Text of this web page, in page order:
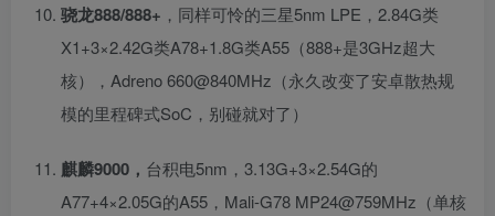
骁龙888/888+ ，同样可怜的三星5nm LPE，2.84G类
X1+3×2.42G类A78+1.8G类A55（888+是3GHz超大
核），Adreno 660@840MHz（永久改变了安卓散热规
模的里程碑式SoC，别碰就对了）
麒麟9000， 台积电5nm，3.13G+3×2.54G的
A77+4×2.05G的A55，Mali-G78 MP24@759MHz（单核